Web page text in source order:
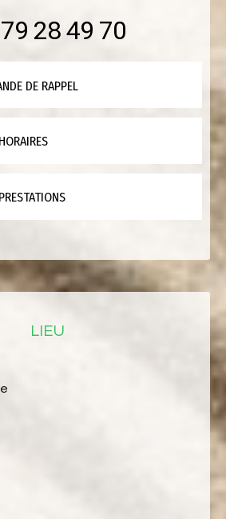
28 49 70
DE RAPPEL
LIEU